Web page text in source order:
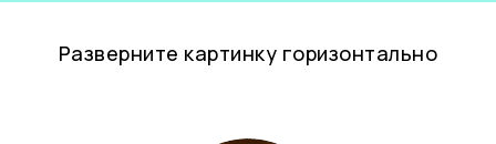
Разверните картинку горизонтально